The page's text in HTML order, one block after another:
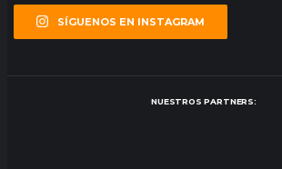
SÍGUENOS EN INSTAGRAM
NUESTROS PARTNERS: